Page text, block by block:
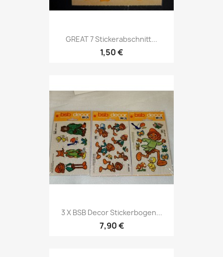
GREAT 7 Stickerabschnitt...
1,50 €
3 X BSB Decor Stickerbogen...
7,90 €